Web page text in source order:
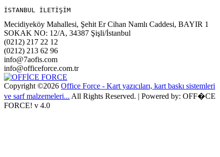
Mecidiyeköy Mahallesi, Şehit Er Cihan Namlı Caddesi, BAYIR 1
SOKAK NO: 12/A, 34387 Şişli/İstanbul
(0212) 217 22 12
(0212) 213 62 96
info@7aofis.com
info@officeforce.com.tr
Copyright ©2026 Office Force - Kart yazıcıları, kart baskı sistemleri
ve sarf malzemeleri... All Rights Reserved. | Powered by: OFF�CE
FORCE! v 4.0